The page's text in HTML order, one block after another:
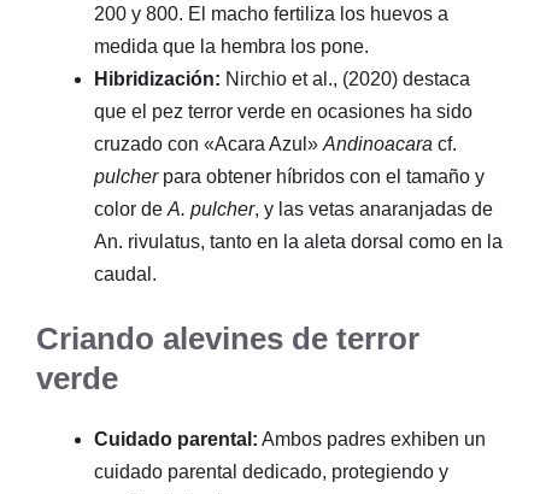
200 y 800. El macho fertiliza los huevos a
medida que la hembra los pone.
Hibridización: Nirchio et al., (2020) destaca
que el pez terror verde en ocasiones ha sido
cruzado con «Acara Azul»Andinoacara cf.
pulcherpara obtener híbridos con el tamaño y
color deA. pulcher, y las vetas anaranjadas de
An. rivulatus, tanto en la aleta dorsal como en la
caudal.
Criando alevines de terror
verde
Cuidado parental: Ambos padres exhiben un
cuidado parental dedicado, protegiendo y